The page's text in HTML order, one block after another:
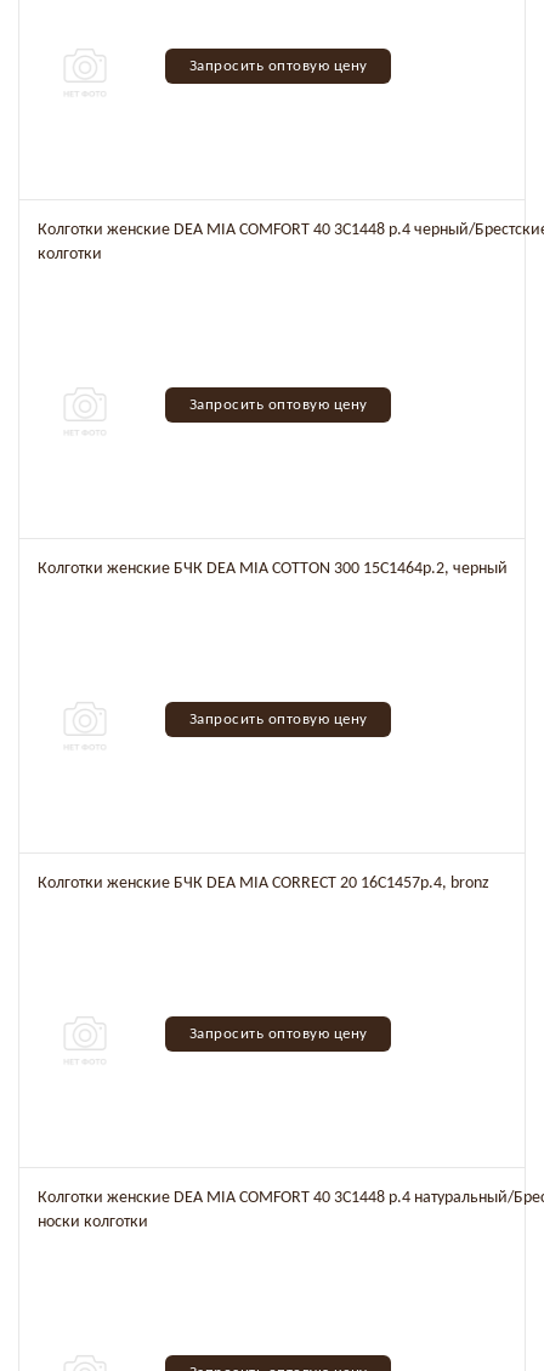
Запросить оптовую цену
Колготки женские DEA MIA COMFORT 40 3C1448 р.4 черный/
колготки
Запросить оптовую цену
Колготки женские БЧК DEA MIA COTTON 300 15C1464р.2, черный
Запросить оптовую цену
Колготки женские БЧК DEA MIA CORRECT 20 16C1457р.4, bronz
Запросить оптовую цену
Колготки женские DEA MIA COMFORT 40 3C1448 р.4 натуральный/
носки колготки